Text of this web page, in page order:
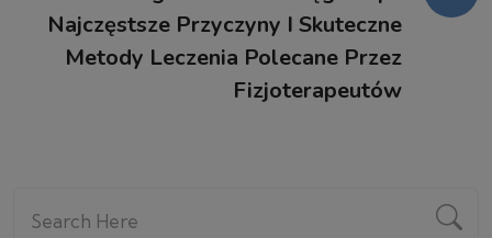
Najczęstsze Przyczyny I Skuteczne
Metody Leczenia Polecane Przez
Fizjoterapeutów